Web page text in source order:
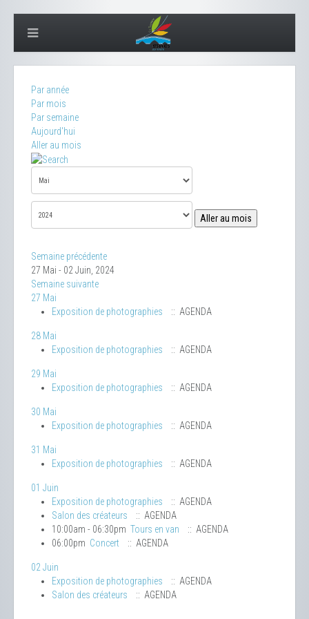
Par année
Par mois
Par semaine
Aujourd'hui
Aller au mois
Aller au mois
Semaine précédente
27 Mai - 02 Juin, 2024
Semaine suivante
27 Mai
Exposition de photographies
:: AGENDA
28 Mai
Exposition de photographies
:: AGENDA
29 Mai
Exposition de photographies
:: AGENDA
30 Mai
Exposition de photographies
:: AGENDA
31 Mai
Exposition de photographies
:: AGENDA
01 Juin
Exposition de photographies
:: AGENDA
Salon des créateurs
:: AGENDA
10:00am - 06:30pm Tours en van
:: AGENDA
06:00pm Concert :: AGENDA
02 Juin
Exposition de photographies
:: AGENDA
Salon des créateurs
:: AGENDA